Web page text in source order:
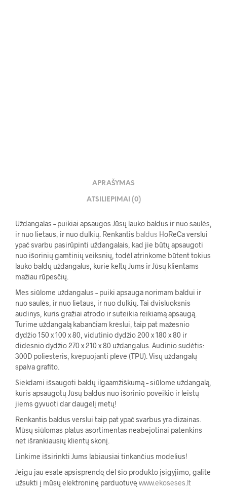
APRAŠYMAS
ATSILIEPIMAI (0)
Uždangalas – puikiai apsaugos Jūsų lauko baldus ir nuo saulės,
ir nuo lietaus, ir nuo dulkių. Renkantis baldus HoReCa verslui
ypač svarbu pasirūpinti uždangalais, kad jie būtų apsaugoti
nuo išorinių gamtinių veiksnių, todėl atrinkome būtent tokius
lauko baldų uždangalus, kurie keltų Jums ir Jūsų klientams
mažiau rūpesčių.
Mes siūlome uždangalus – puiki apsauga norimam baldui ir
nuo saulės, ir nuo lietaus, ir nuo dulkių. Tai dvisluoksnis
audinys, kuris gražiai atrodo ir suteikia reikiamą apsaugą.
Turime uždangalą kabančiam krėslui, taip pat mažesnio
dydžio 150 x 100 x 80, vidutinio dydžio 200 x 180 x 80 ir
didesnio dydžio 270 x 210 x 80 uždangalus. Audinio sudėtis:
300D poliesteris, kvėpuojanti plėvė (TPU). Visų uždangalų
spalva grafito.
Siekdami išsaugoti baldų ilgaamžiškumą – siūlome uždangalą,
kuris apsaugotų Jūsų baldus nuo išorinio poveikio ir leistų
jiems gyvuoti dar daugelį metų!
Renkantis baldus verslui taip pat ypač svarbus yra dizainas.
Mūsų siūlomas platus asortimentas neabejotinai patenkins
net išrankiausių klientų skonį.
Linkime išsirinkti Jums labiausiai tinkančius modelius!
Jeigu jau esate apsisprendę dėl šio produkto įsigyjimo, galite
užsukti į mūsų elektroninę parduotuvę www.ekoseses.lt